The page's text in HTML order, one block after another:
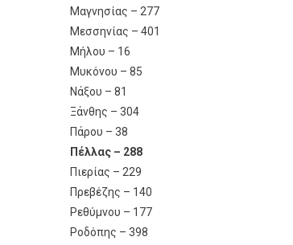
Μαγνησίας – 277
Μεσσηνίας – 401
Μήλου – 16
Μυκόνου – 85
Νάξου – 81
Ξάνθης – 304
Πάρου – 38
Πέλλας – 288
Πιερίας – 229
Πρεβέζης – 140
Ρεθύμνου – 177
Ροδόπης – 398